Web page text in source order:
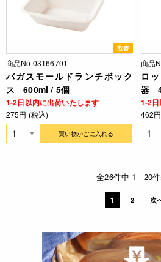
取寄
商品No.03166701
バガスモールドランチボック
ス 600ml / 5個
1-2日以内に出荷いたします
275円 (税込)
買い物かごに入れる
商品
ロ
器
1-2
462
全26件中 1 - 20
1 2 次